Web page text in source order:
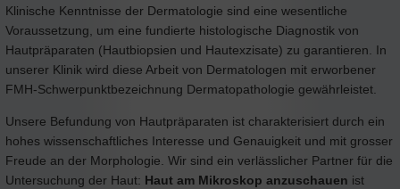
Klinische Kenntnisse der Dermatologie sind eine wesentliche
Voraussetzung, um eine fundierte histologische Diagnostik von
Hautpräparaten (Hautbiopsien und Hautexzisate) zu garantieren. In
unserer Klinik wird diese Arbeit von Dermatologen mit erworbener
FMH-Schwerpunktbezeichnung Dermatopathologie gewährleistet.
Unsere Befundung von Hautpräparaten ist charakterisiert durch ein
hohes wissenschaftliches Interesse und Genauigkeit und mit grosser
Freude an der Morphologie. Wir sind ein verlässlicher Partner für die
Untersuchung der Haut: Haut am Mikroskop anzuschauen ist